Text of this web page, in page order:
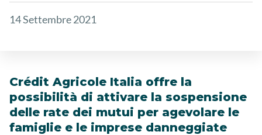
14 Settembre 2021
Crédit Agricole Italia offre la
possibilità di attivare la sospensione
delle rate dei mutui per agevolare le
famiglie e le imprese danneggiate